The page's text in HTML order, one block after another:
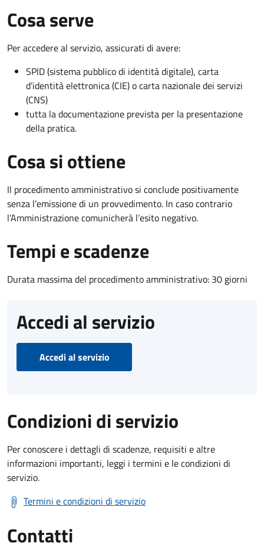
Cosa serve
Per accedere al servizio, assicurati di avere:
SPID (sistema pubblico di identità digitale), carta
d’identità elettronica (CIE) o carta nazionale dei servizi
(CNS)
tutta la documentazione prevista per la presentazione
della pratica.
Cosa si ottiene
Il procedimento amministrativo si conclude positivamente
senza l’emissione di un provvedimento. In caso contrario
l’Amministrazione comunicherà l’esito negativo.
Tempi e scadenze
Durata massima del procedimento amministrativo: 30 giorni
Accedi al servizio
Accedi al servizio
Condizioni di servizio
Per conoscere i dettagli di scadenze, requisiti e altre
informazioni importanti, leggi i termini e le condizioni di
servizio.
Termini e condizioni di servizio
Contatti